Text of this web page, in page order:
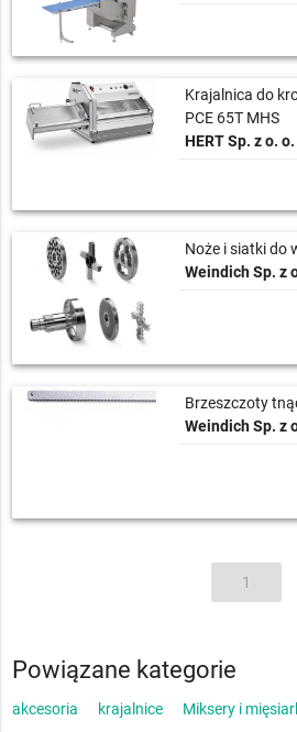
Krajalnica do
PCE 65T MHS
HERT Sp. z o. o.
Noże i siatki do
Weindich Sp. z
Brzeszczoty
Weindich Sp. z
1
Powiązane kategorie
akcesoria krajalnice Miksery i